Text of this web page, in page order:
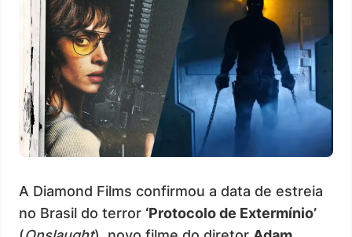
A Diamond Films confirmou a data de estreia
no Brasil do terror ‘Protocolo de Extermínio’